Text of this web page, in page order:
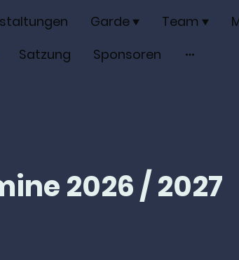
Garde Team
Satzung Sponsoren
2026 / 2027